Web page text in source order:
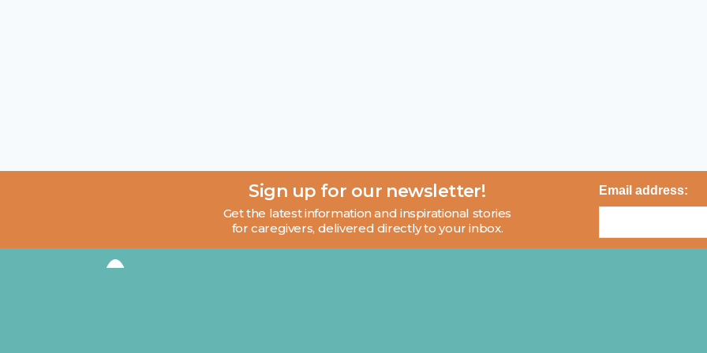
Sign up for our newsletter!
Get the latest information and inspirational stories
for caregivers, delivered directly to your inbox.
Email address: